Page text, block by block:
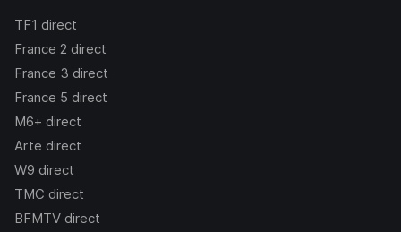
TF1 direct
France 2 direct
France 3 direct
France 5 direct
M6+ direct
Arte direct
W9 direct
TMC direct
BFMTV direct